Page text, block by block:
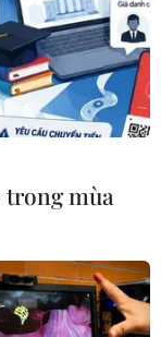
và Truyền thông
Email:
trong mùa